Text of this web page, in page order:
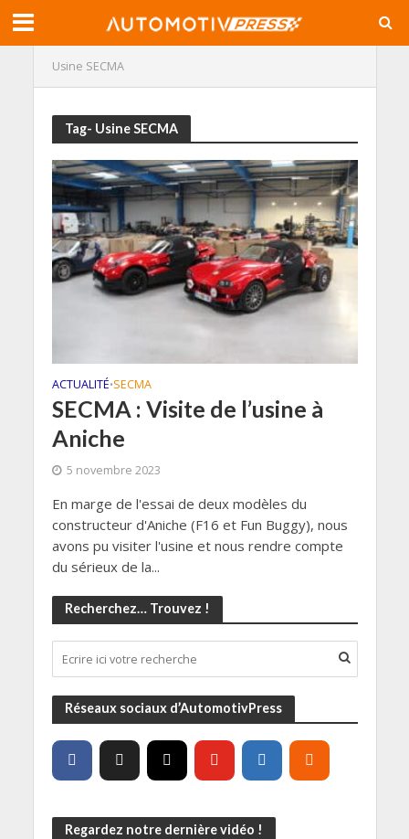
Usine SECMA
Tag- Usine SECMA
ACTUALITÉ•SECMA
SECMA : Visite de l’usine à
Aniche
5 novembre 2023
En marge de l'essai de deux modèles du
constructeur d'Aniche (F16 et Fun Buggy), nous
avons pu visiter l'usine et nous rendre compte
du sérieux de la...
Recherchez… Trouvez !
Réseaux sociaux d’AutomotivPress
Regardez notre dernière vidéo !